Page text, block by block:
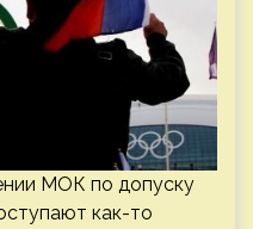
МОК по допуску
как-то